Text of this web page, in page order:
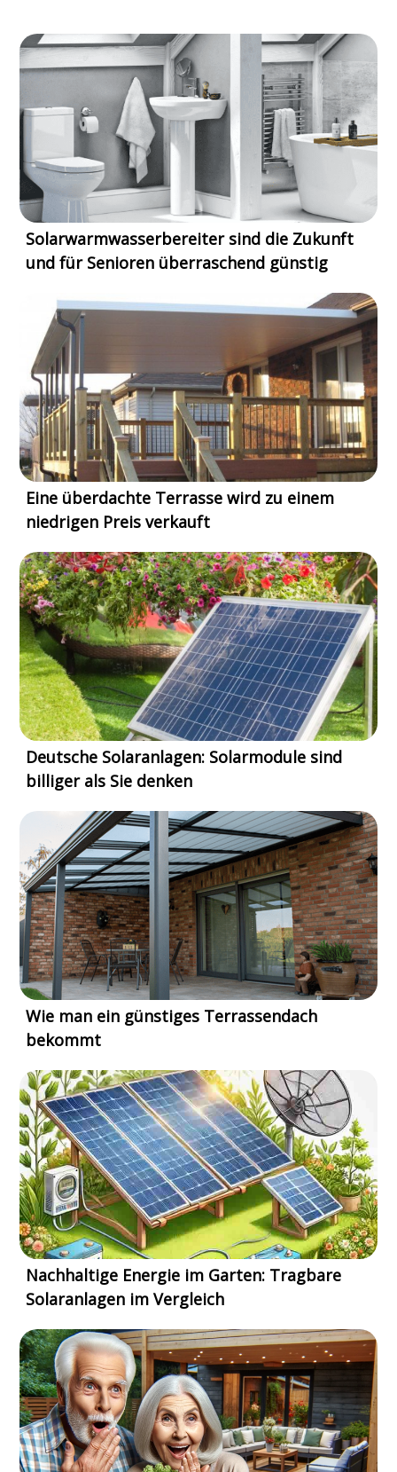
Solarwarmwasserbereiter sind die Zukunft
und für Senioren überraschend günstig
Eine überdachte Terrasse wird zu einem
niedrigen Preis verkauft
Deutsche Solaranlagen: Solarmodule sind
billiger als Sie denken
Wie man ein günstiges Terrassendach
bekommt
Nachhaltige Energie im Garten: Tragbare
Solaranlagen im Vergleich